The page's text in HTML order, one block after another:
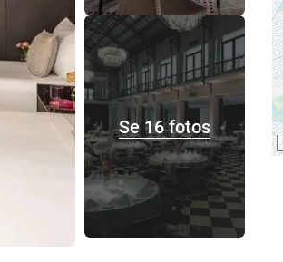
Se 16 fotos